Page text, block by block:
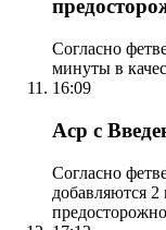
Согласно
минуты в
16:09
Аср с
Согласно
добавляются